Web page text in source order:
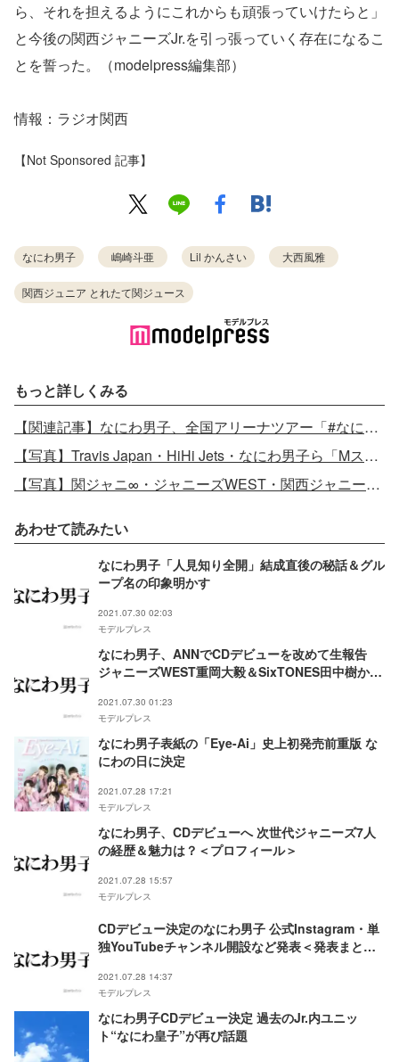
ら、それを担えるようにこれからも頑張っていけたらと」
と今後の関西ジャニーズJr.を引っ張っていく存在になるこ
とを誓った。（modelpress編集部）
情報：ラジオ関西
【Not Sponsored 記事】
なにわ男子 嶋崎斗亜 Lil かんさい 大西風雅
関西ジュニア とれたて関ジュース
もっと詳しくみる
【関連記事】なにわ男子、全国アリーナツアー「#なにわ男子しか勝たん」再追加公演＆全公演MC生配信決定
【写真】Travis Japan・HiHi Jets・なにわ男子ら「Mステ」史上初ジャニーズJr.総勢67名出演 歌唱曲も発表
【写真】関ジャニ∞・ジャニーズWEST・関西ジャニーズJr.、無観客ライブ生配信「Johnny’s DREAM IsLAND」開催決定
あわせて読みたい
なにわ男子「人見知り全開」結成直後の秘話＆グル
ープ名の印象明かす
2021.07.30 02:03
モデルプレス
なにわ男子、ANNでCDデビューを改めて生報告
ジャニーズWEST重岡大毅＆SixTONES田中樹から
2021.07.30 01:23
モデルプレス
なにわ男子表紙の「Eye-Ai」史上初発売前重版 な
にわの日に決定
2021.07.28 17:21
モデルプレス
なにわ男子、CDデビューへ 次世代ジャニーズ7人
の経歴＆魅力は？＜プロフィール＞
2021.07.28 15:57
モデルプレス
CDデビュー決定のなにわ男子 公式Instagram・単
独YouTubeチャンネル開設など発表＜発表まとめ
2021.07.28 14:37
モデルプレス
なにわ男子CDデビュー決定 過去のJr.内ユニッ
ト“なにわ皇子”が再び話題